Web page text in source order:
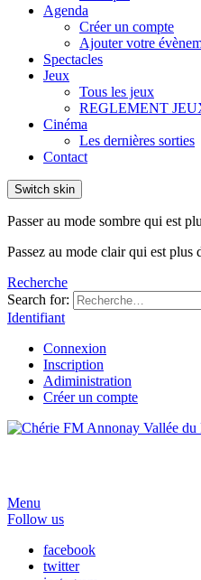
Agenda
Créer un compte
Ajouter votre
Spectacles
Jeux
Tous les jeux
REGLEMENT
Cinéma
Les dernières sorties
Contact
Switch skin
Passer au mode sombre qui est
Passez au mode clair qui est
Recherche
Search for:
Identifiant
Connexion
Inscription
Adiministration
Créer un compte
Menu
Follow us
facebook
twitter